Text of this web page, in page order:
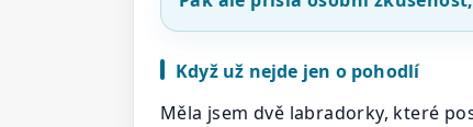
Když už nejde jen o pohodlí
Měla jsem dvě labradorky, které